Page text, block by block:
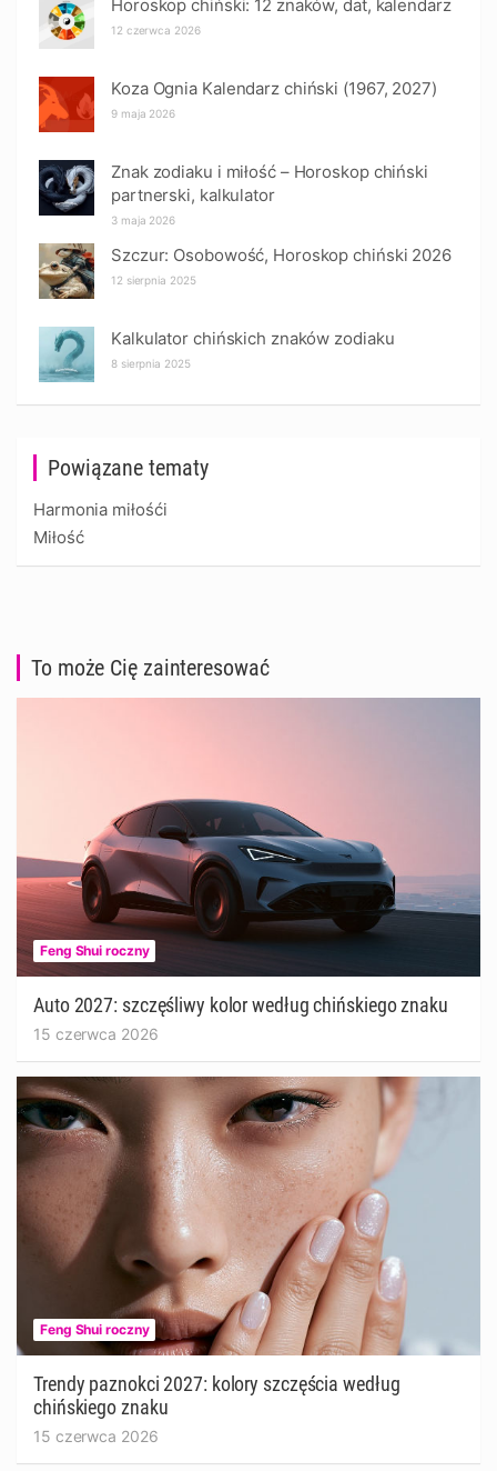
Powiązane tematy
Harmonia miłośći
Miłość
Horoskop chiński: 12 znaków, dat, kalendarz
12 czerwca 2026
Koza Ognia Kalendarz chiński (1967, 2027)
9 maja 2026
Znak zodiaku i miłość – Horoskop chiński
partnerski, kalkulator
3 maja 2026
Szczur: Osobowość, Horoskop chiński 2026
12 sierpnia 2025
Kalkulator chińskich znaków zodiaku
8 sierpnia 2025
To może Cię zainteresować
Feng Shui roczny
Auto 2027: szczęśliwy kolor według chińskiego znaku
15 czerwca 2026
Feng Shui roczny
Trendy paznokci 2027: kolory szczęścia według
chińskiego znaku
15 czerwca 2026